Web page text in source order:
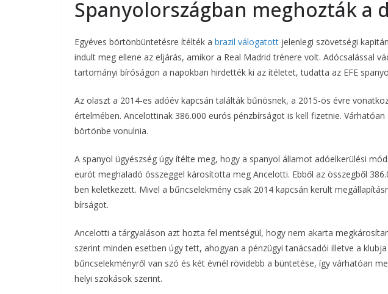
Spanyolországban meghozták a
Egyéves börtönbüntetésre ítélték a brazil válogatott jelenlegi szövetségi
indult meg ellene az eljárás, amikor a Real Madrid trénere volt. Adócsalással
tartományi bíróságon a napokban hirdették ki az ítéletet, tudatta az EFE
Az olaszt a 2014-es adóév kapcsán találták bűnösnek, a 2015-ös évre
értelmében. Ancelottinak 386.000 eurós pénzbírságot is kell fizetnie.
börtönbe vonulnia.
A spanyol ügyészség úgy ítélte meg, hogy a spanyol államot adóelkerülési
eurót meghaladó összeggel károsította meg Ancelotti. Ebből az összegből
ben keletkezett. Mivel a bűncselekmény csak 2014 kapcsán került
bírságot.
Ancelotti a tárgyaláson azt hozta fel mentségül, hogy nem akarta
szerint minden esetben úgy tett, ahogyan a pénzügyi tanácsadói illetve a
bűncselekményről van szó és két évnél rövidebb a büntetése, így várhatóan
helyi szokások szerint.